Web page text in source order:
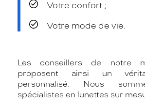
Votre confort ;
Votre mode de vie.
Les conseillers de notre
proposent ainsi un
personnalisé. Nous
spécialistes en lunettes sur